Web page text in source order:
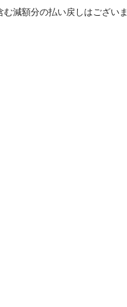
減額分の払い戻しはございま